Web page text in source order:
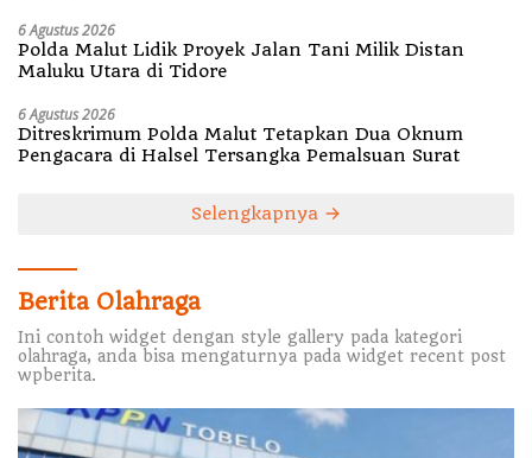
6 Agustus 2026
Polda Malut Lidik Proyek Jalan Tani Milik Distan
Maluku Utara di Tidore
6 Agustus 2026
Ditreskrimum Polda Malut Tetapkan Dua Oknum
Pengacara di Halsel Tersangka Pemalsuan Surat
Selengkapnya
Berita Olahraga
Ini contoh widget dengan style gallery pada kategori
olahraga, anda bisa mengaturnya pada widget recent post
wpberita.